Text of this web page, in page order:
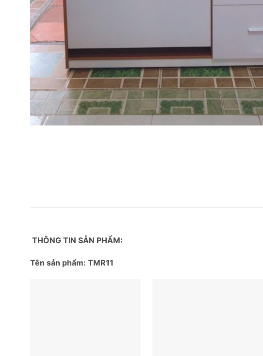
THÔNG TIN SẢN PHẨM:
Tên sản phẩm: TMR11